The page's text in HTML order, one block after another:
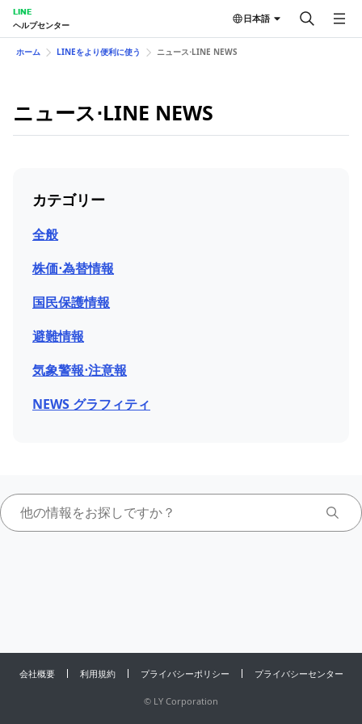
LINE
ヘルプセンター
日本語
ホーム LINEをより便利に使う ニュース⋅LINE NEWS
ニュース⋅LINE NEWS
カテゴリー
全般
株価⋅為替情報
国民保護情報
避難情報
気象警報⋅注意報
NEWS グラフィティ
会社概要 利用規約 プライバシーポリシー プライバシーセンター
© LY Corporation